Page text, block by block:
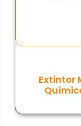
Extintor